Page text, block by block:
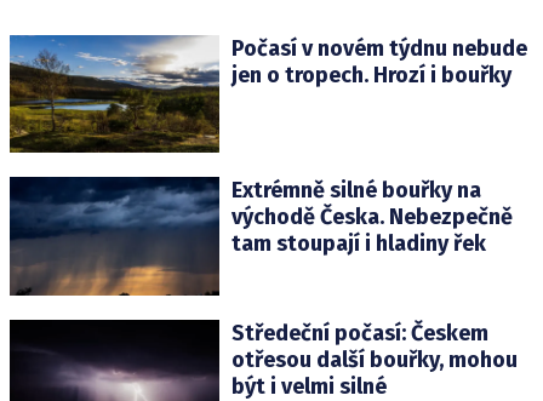
Počasí v novém týdnu nebude
jen o tropech. Hrozí i bouřky
Extrémně silné bouřky na
východě Česka. Nebezpečně
tam stoupají i hladiny řek
Středeční počasí: Českem
otřesou další bouřky, mohou
být i velmi silné